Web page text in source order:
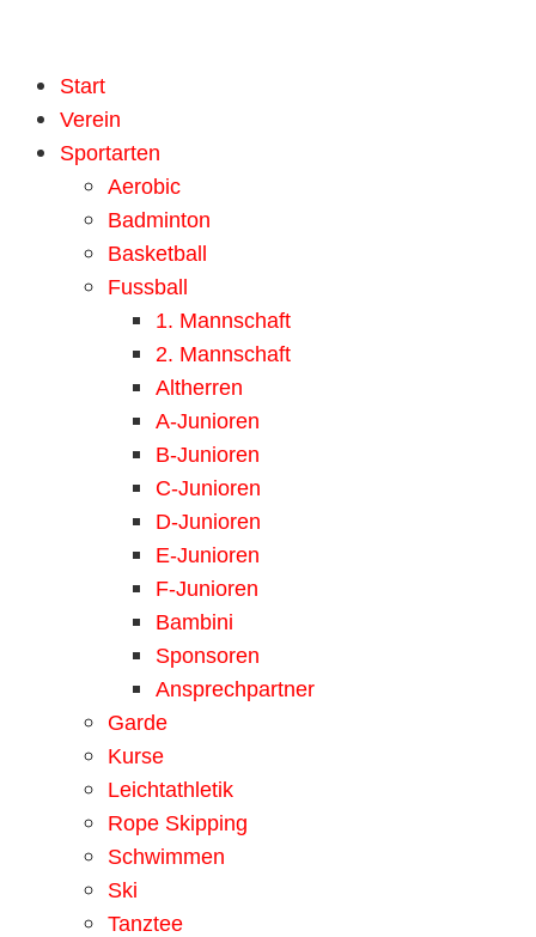
Start
Verein
Sportarten
Aerobic
Badminton
Basketball
Fussball
1. Mannschaft
2. Mannschaft
Altherren
A-Junioren
B-Junioren
C-Junioren
D-Junioren
E-Junioren
F-Junioren
Bambini
Sponsoren
Ansprechpartner
Garde
Kurse
Leichtathletik
Rope Skipping
Schwimmen
Ski
Tanztee